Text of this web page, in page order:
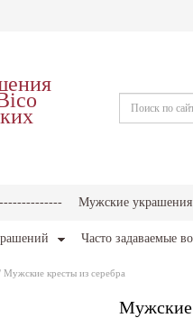
Мужские украшения
Часто задаваемые
Мужские кресты из серебра
Мужские